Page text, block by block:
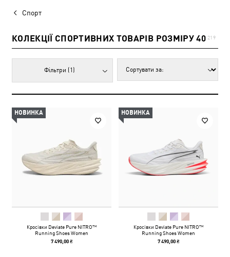
Спорт
КОЛЕКЦІЇ СПОРТИВНИХ ТОВАРІВ РОЗМІРУ 40 219
Фільтри (1)
НОВИНКА
Кросівки Deviate Pure NITRO™
Running Shoes Women
7 490,00 ₴
НОВИНКА
Кросівки Deviate Pure NITRO™
Running Shoes Women
7 490,00 ₴